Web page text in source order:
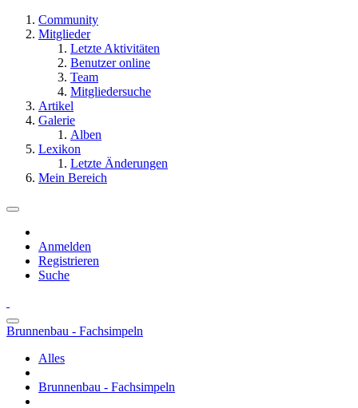
Community
Mitglieder
Letzte Aktivitäten
Benutzer online
Team
Mitgliedersuche
Artikel
Galerie
Alben
Lexikon
Letzte Änderungen
Mein Bereich
Anmelden
Registrieren
Suche
Brunnenbau - Fachsimpeln
Alles
Brunnenbau - Fachsimpeln